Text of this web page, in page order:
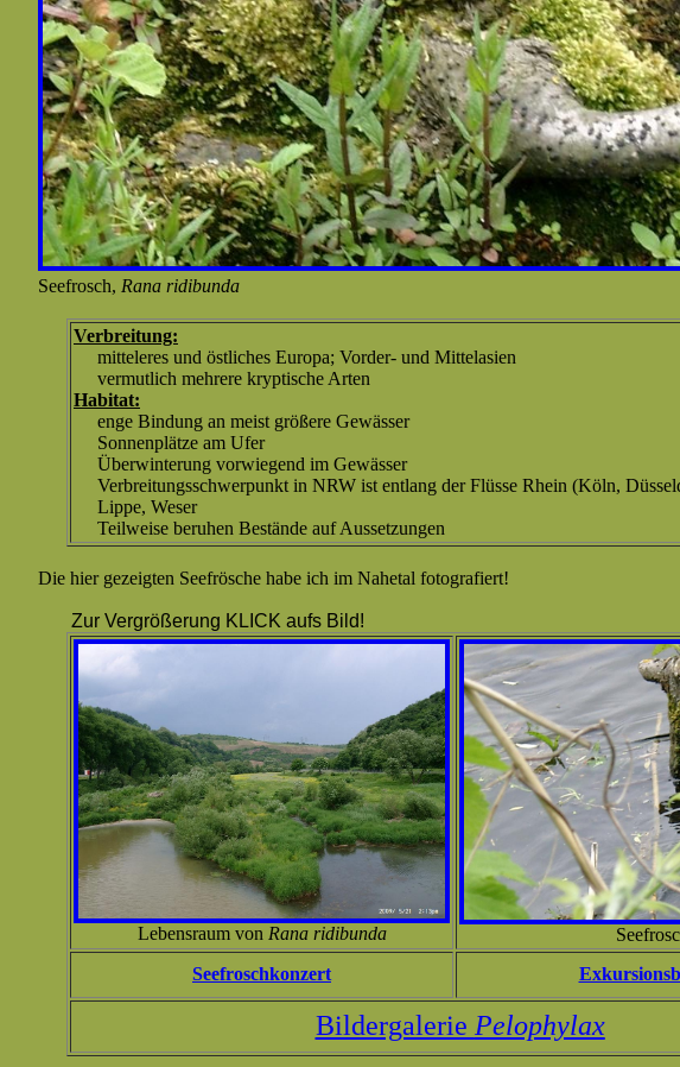
Seefrosch, Rana ridibunda
Verbreitung:
mitteleres und östliches Europa; Vorder- und Mittelasien
vermutlich mehrere kryptische Arten
Habitat:
enge Bindung an meist größere Gewässer
Sonnenplätze am Ufer
Überwinterung vorwiegend im Gewässer
Verbreitungsschwerpunkt in NRW ist entlang der Flüsse Rhein (Köln,
Lippe, Weser
Teilweise beruhen Bestände auf Aussetzungen
Die hier gezeigten Seefrösche habe ich im Nahetal fotografiert!
Zur Vergrößerung KLICK aufs Bild!
Lebensraum von Rana ridibunda
Seefroschkonzert
Bildergalerie Pelophylax